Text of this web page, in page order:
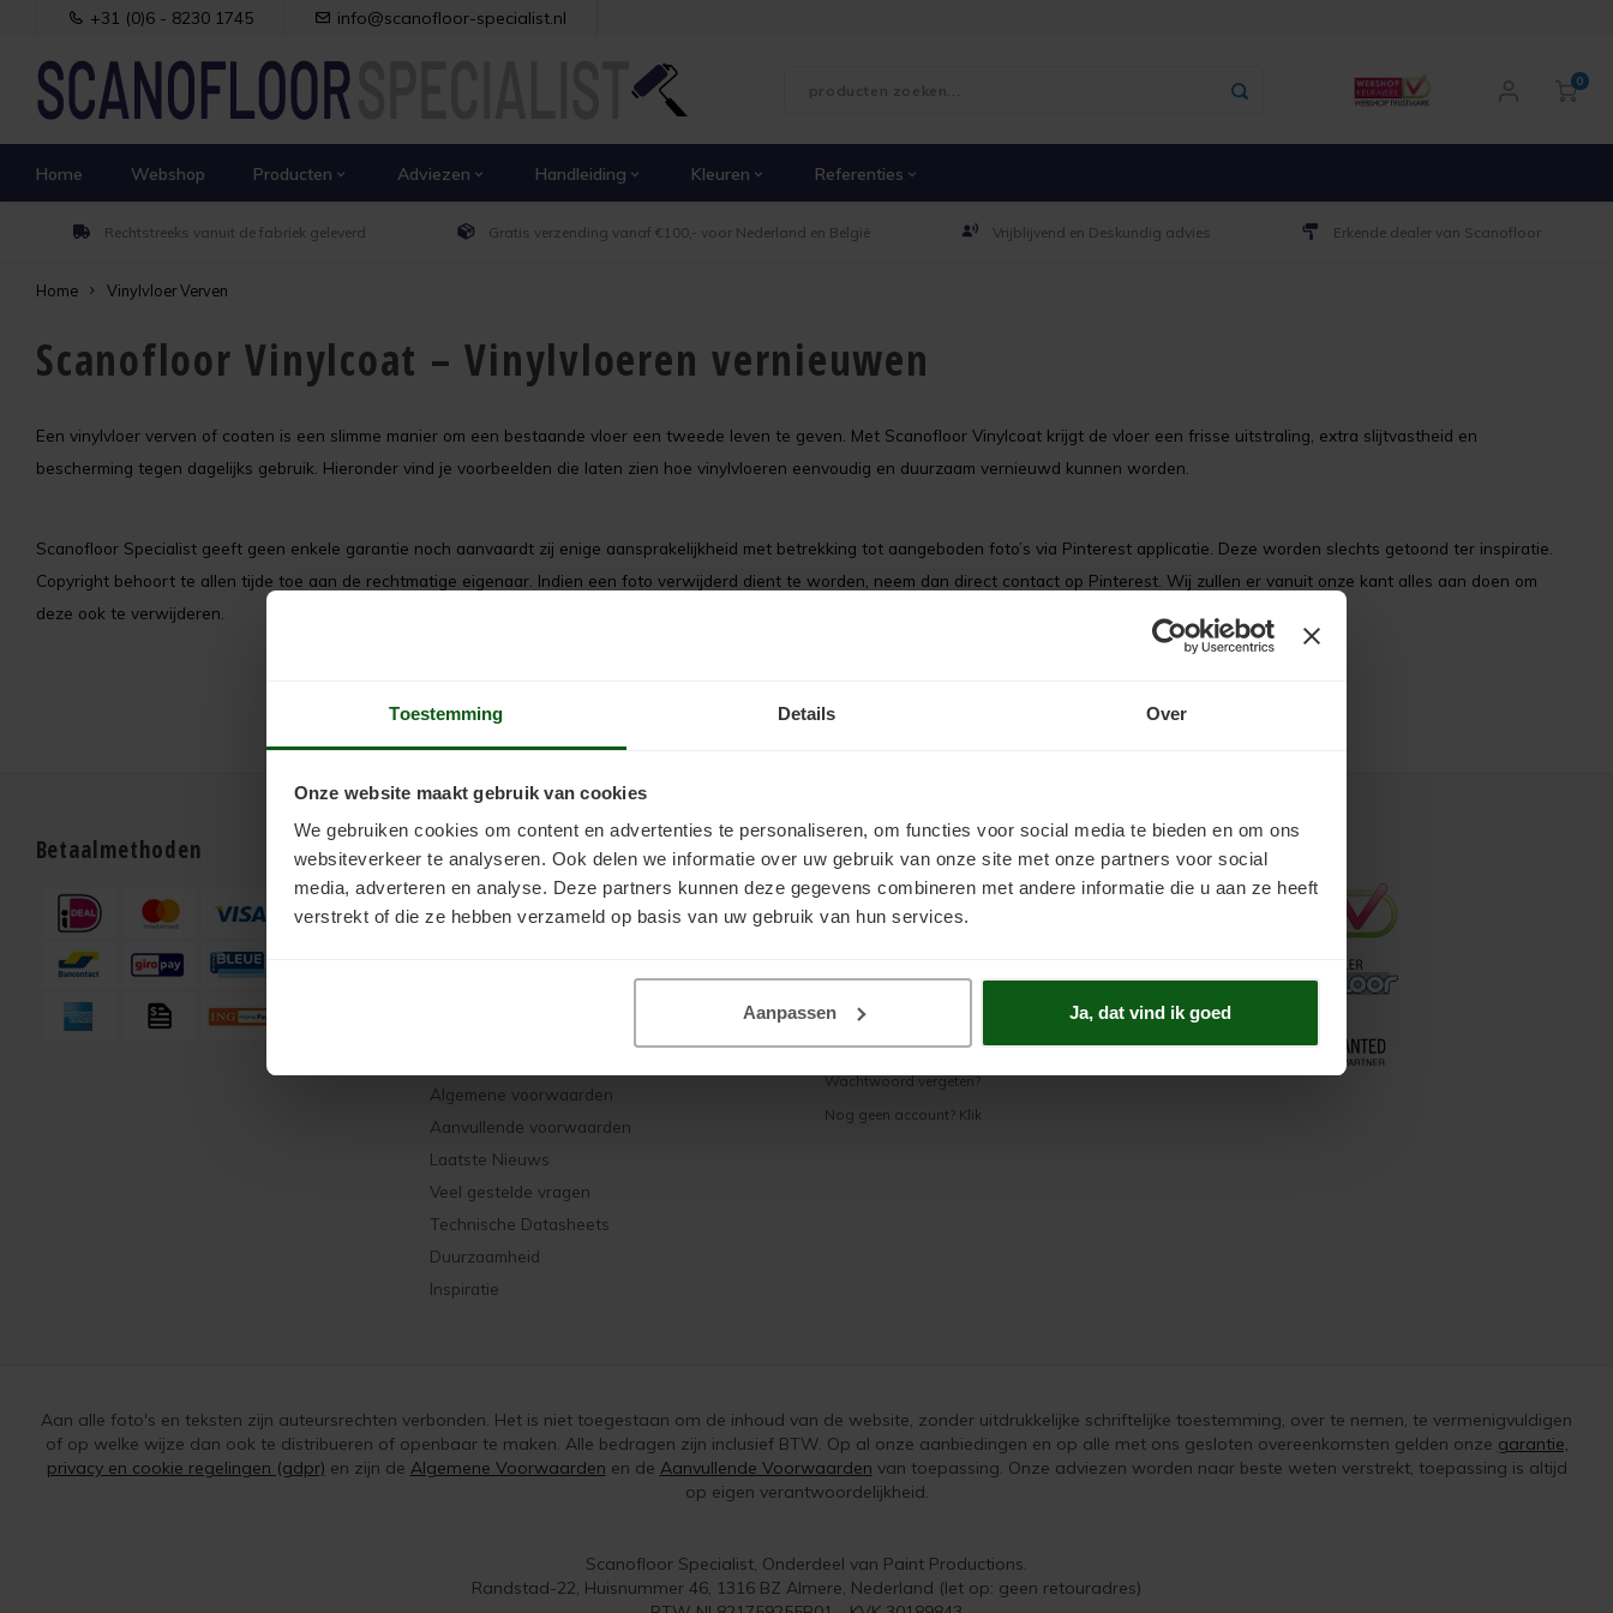
Toestemming Details Over
Onze website maakt gebruik van cookies
We gebruiken cookies om content en advertenties te personaliseren, om functies voor social media te bieden en om ons
websiteverkeer te analyseren. Ook delen we informatie over uw gebruik van onze site met onze partners voor social
media, adverteren en analyse. Deze partners kunnen deze gegevens combineren met andere informatie die u aan ze heeft
verstrekt of die ze hebben verzameld op basis van uw gebruik van hun services.
Aanpassen Ja, dat vind ik goed
+31 (0)6 - 8230 1745 info@scanofloor-specialist.nl
0
Home Webshop Producten Adviezen Handleiding Kleuren Referenties
Rechtstreeks vanuit de fabriek geleverd Gratis verzending vanaf €100,- voor Nederland en België Vrijblijvend en Deskundig advies Erkende dealer van Scanofloor
Home Vinylvloer Verven
Scanofloor Vinylcoat – Vinylvloeren vernieuwen
Een vinylvloer verven of coaten is een slimme manier om een bestaande vloer een tweede leven te geven. Met Scanofloor Vinylcoat krijgt de vloer een frisse uitstraling, extra slijtvastheid en
bescherming tegen dagelijks gebruik. Hieronder vind je voorbeelden die laten zien hoe vinylvloeren eenvoudig en duurzaam vernieuwd kunnen worden.
Scanofloor Specialist geeft geen enkele garantie noch aanvaardt zij enige aansprakelijkheid met betrekking tot aangeboden foto’s via Pinterest applicatie. Deze worden slechts getoond ter inspiratie.
Copyright behoort te allen tijde toe aan de rechtmatige eigenaar. Indien een foto verwijderd dient te worden, neem dan direct contact op Pinterest. Wij zullen er vanuit onze kant alles aan doen om
deze ook te verwijderen.
Betaalmethoden Bestellen
Webshop
Algemene voorwaarden
Aanvullende voorwaarden
Laatste Nieuws
Veel gestelde vragen
Technische Datasheets
Duurzaamheid
Inspiratie
Mijn account
Wachtwoord vergeten?
Nog geen account? Klik
Keurmerken
Aan alle foto's en teksten zijn auteursrechten verbonden. Het is niet toegestaan om de inhoud van de website, zonder uitdrukkelijke schriftelijke toestemming, over te nemen, te vermenigvuldigen
of op welke wijze dan ook te distribueren of openbaar te maken. Alle bedragen zijn inclusief BTW. Op al onze aanbiedingen en op alle met ons gesloten overeenkomsten gelden onze garantie,
privacy en cookie regelingen (gdpr) en zijn de Algemene Voorwaarden en de Aanvullende Voorwaarden van toepassing. Onze adviezen worden naar beste weten verstrekt, toepassing is altijd
op eigen verantwoordelijkheid.
Scanofloor Specialist, Onderdeel van Paint Productions.
Randstad-22, Huisnummer 46, 1316 BZ Almere, Nederland (let op: geen retouradres)